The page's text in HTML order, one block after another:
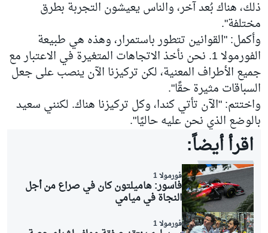
ذلك، هناك بُعد آخر، والناس يعيشون التجربة بطرق
مختلفة".
وأكمل: "القوانين تتطور باستمرار، وهذه هي طبيعة
الفورمولا 1. نحن نأخذ الاتجاهات المتغيرة في الاعتبار مع
جميع الأطراف المعنية، لكن تركيزنا الآن ينصب على جعل
السباقات مثيرة حقًا".
واختتم: "الآن تأتي كندا، وكل تركيزنا هناك. لكنني سعيد
بالوضع الذي نحن عليه حاليًا".
اقرأ أيضاً:
فورمولا 1
فاسور: هاميلتون كان في صراع من أجل
النجاة في ميامي
فورمولا 1